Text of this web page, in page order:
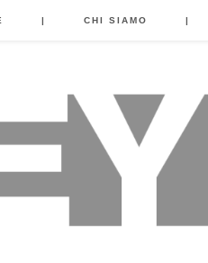
| CHI SIAMO |